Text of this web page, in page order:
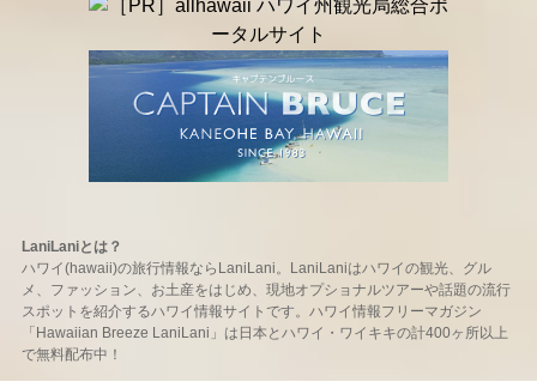
LaniLaniとは？
ハワイ(hawaii)の旅行情報ならLaniLani。LaniLaniはハワイの観光、グル
メ、ファッション、お土産をはじめ、現地オプショナルツアーや話題の流行
スポットを紹介するハワイ情報サイトです。ハワイ情報フリーマガジン
「Hawaiian Breeze LaniLani」は日本とハワイ・ワイキキの計400ヶ所以上
で無料配布中！